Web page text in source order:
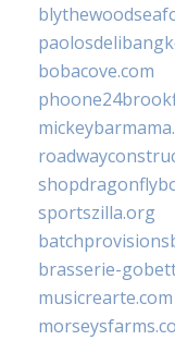
bobacove.com
sportszilla.org
brasserie-
musicrearte.com